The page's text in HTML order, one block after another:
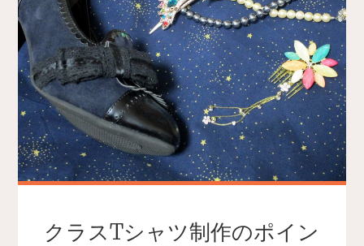
クラスTシャツ制作のポイン